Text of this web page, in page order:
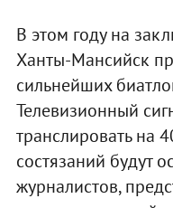
В этом году на
Ханты-Мансийск
сильнейших
Телевизионный
транслировать на
состязаний будут
журналистов,